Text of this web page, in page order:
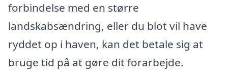
forbindelse med en større
landskabsændring, eller du blot vil have
ryddet op i haven, kan det betale sig at
bruge tid på at gøre dit forarbejde.